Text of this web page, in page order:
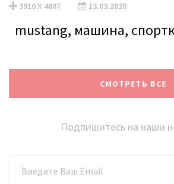
3910 X 4887 13.03.2020
mustang, машина,
СМОТРЕТЬ ВСЕ
Подпишитесь на наши